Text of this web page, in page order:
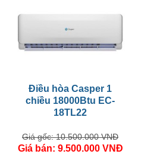
Điều hòa Casper 1
chiều 18000Btu EC-
18TL22
Giá gốc: 10.500.000 VNĐ
Giá bán: 9.500.000 VNĐ